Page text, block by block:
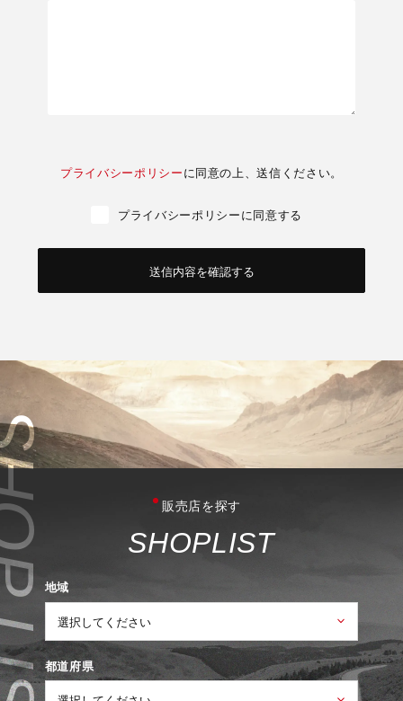
プライバシーポリシーに同意の上、送信ください。
プライバシーポリシーに同意する
販売店を探す
SHOPLIST
地域
都道府県